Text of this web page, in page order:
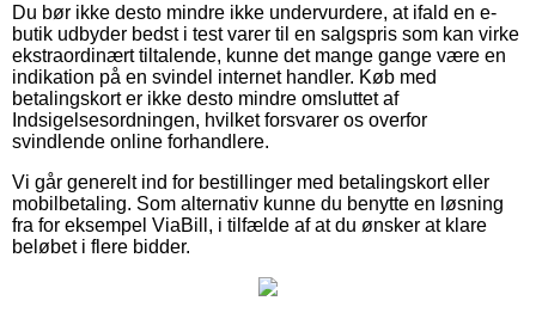
Du bør ikke desto mindre ikke undervurdere, at ifald en e-
butik udbyder bedst i test varer til en salgspris som kan virke
ekstraordinært tiltalende, kunne det mange gange være en
indikation på en svindel internet handler. Køb med
betalingskort er ikke desto mindre omsluttet af
Indsigelsesordningen, hvilket forsvarer os overfor
svindlende online forhandlere.
Vi går generelt ind for bestillinger med betalingskort eller
mobilbetaling. Som alternativ kunne du benytte en løsning
fra for eksempel ViaBill, i tilfælde af at du ønsker at klare
beløbet i flere bidder.